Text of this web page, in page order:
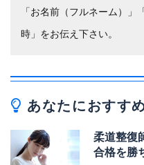
「お名前（フルネーム）」
時」をお伝え下さい。
あなたにおすす
柔道整復
合格を勝